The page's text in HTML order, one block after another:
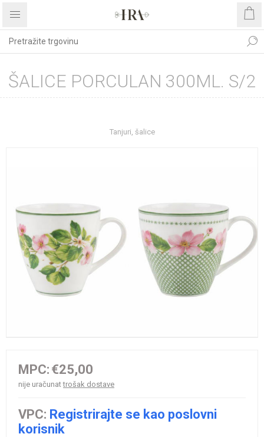
ŠALICE PORCULAN 300ML. S/2
Tanjuri, šalice
MPC: €25,00
nije uračunattrošak dostave
VPC: Registrirajte se kao poslovni
korisnik